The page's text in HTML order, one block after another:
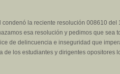
la reciente resolución 008610
esa resolución y pedimos que
de delincuencia e inseguridad que
de los estudiantes y dirigentes